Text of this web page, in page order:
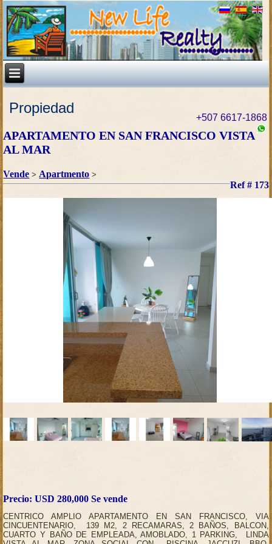
Propiedad
APARTAMENTO EN SAN FRANCISCO VISTA
AL MAR
+507 6617-1868
Vende > Apartmento >
Ref # 173
Precio: USD 280,000 Se vende
CENTRICO AMPLIO APARTAMENTO EN SAN FRANCISCO, VIA
CINCUENTENARIO, 139 M2, 2 RECAMARAS, 2 BAÑOS, BALCON,
CUARTO Y BAÑO DE EMPLEADA, AMOBLADO, 1 PARKING, LINDA